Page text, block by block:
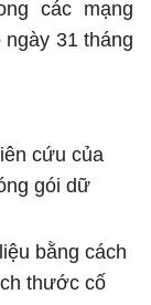
các mạng
31 tháng
cứu của
gói dữ
bằng cách
thước cố